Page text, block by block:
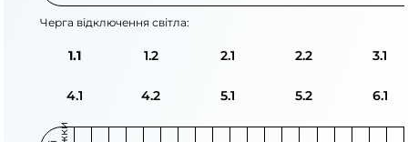
Черга відключення світла:
1.1 1.2 2.1 2.2 3.1
4.1 4.2 5.1 5.2 6.1